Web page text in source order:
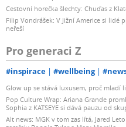
Cestovní horečka šlechty: Chuďas z
Filip Vondrášek: V Jižní Americe si
neřeší
Pro generaci Z
#inspirace #wellbeing
Glow up se stává luxusem, proč mladí
Pop Culture Wrap: Ariana Grande
Sophia z KATSEYE si dává pauzu od
Alt news: MGK v tom zas lítá, Jared